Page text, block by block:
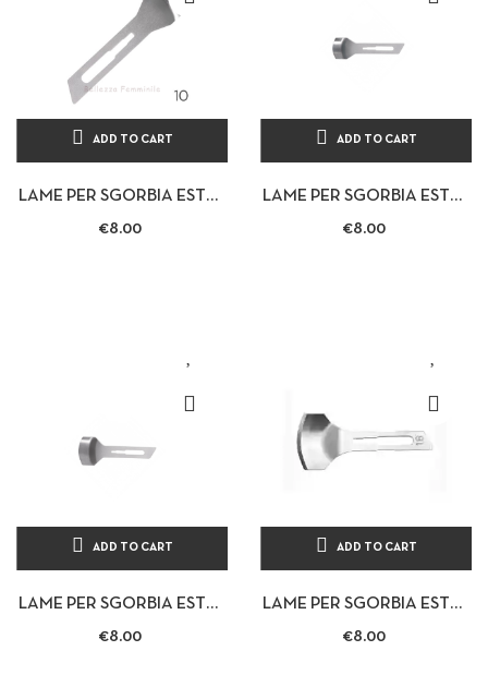
ADD TO CART
LAME PER SGORBIA ESTAS
CONFEZIONE 10 LAME DA
€8.00
ADD TO CART
LAME PER SGORBIA ESTAS
CONFEZIONE 10 LAME DA
€8.00
ADD TO CART
LAME PER SGORBIA ESTAS
CONFEZIONE 10 LAME DA
€8.00
ADD TO CART
LAME PER SGORBIA ESTAS
CONFEZIONE 10 LAME DA
€8.00